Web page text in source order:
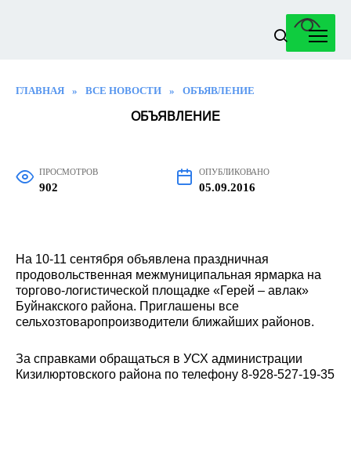
ГЛАВНАЯ » ВСЕ НОВОСТИ » ОБЪЯВЛЕНИЕ
ОБЪЯВЛЕНИЕ
ПРОСМОТРОВ
902
ОПУБЛИКОВАНО
05.09.2016
На 10-11 сентября объявлена праздничная
продовольственная межмуниципальная ярмарка на
торгово-логистической площадке «Герей – авлак»
Буйнакского района. Приглашены все
сельхозтоваропроизводители ближайших районов.
За справками обращаться в УСХ администрации
Кизилюртовского района по телефону 8-928-527-19-35